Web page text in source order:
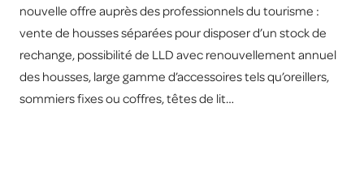
nouvelle offre auprès des professionnels du tourisme :
vente de housses séparées pour disposer d’un stock de
rechange, possibilité de LLD avec renouvellement annuel
des housses, large gamme d’accessoires tels qu’oreillers,
sommiers fixes ou coffres, têtes de lit…